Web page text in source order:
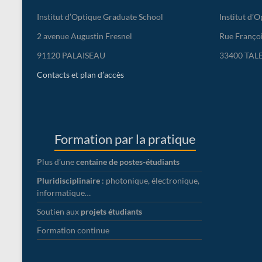
Institut d’Optique Graduate School
2 avenue Augustin Fresnel
91120 PALAISEAU
Contacts et plan d’accès
Formation par la pratique
Plus d’unecentaine de postes-étudiants
Pluridisciplinaire : photonique, électronique,
informatique…
Soutien aux projets étudiants
Formation continue
Institut
Rue
33400